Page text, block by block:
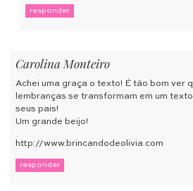
responder
Carolina Monteiro
Achei uma graça o texto! É tão bom ver
lembranças se transformam em um
seus pais!
Um grande beijo!
http://www.brincandodeolivia.com
responder